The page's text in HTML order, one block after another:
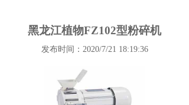
黑龙江植物FZ102型粉碎机
发布时间：2020/7/21 18:19:36